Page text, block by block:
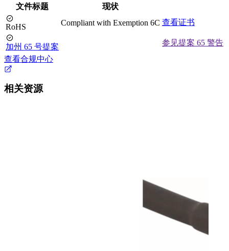
文件标题 现状
RoHS Compliant with Exemption 6C 查看证书
加州 65 号提案
参见提案 65 警告
查看合规中心
相关资源